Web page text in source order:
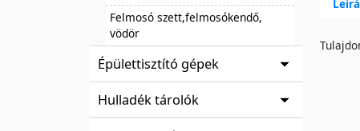
Felmosó szett,felmosókendő,
vödör
Épülettisztító gépek
Hulladék tárolók